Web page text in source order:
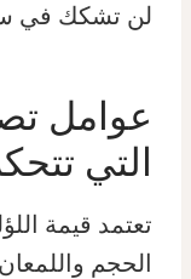
لن تشكك في
عوامل
التي
تعتمد قيمة
الحجم